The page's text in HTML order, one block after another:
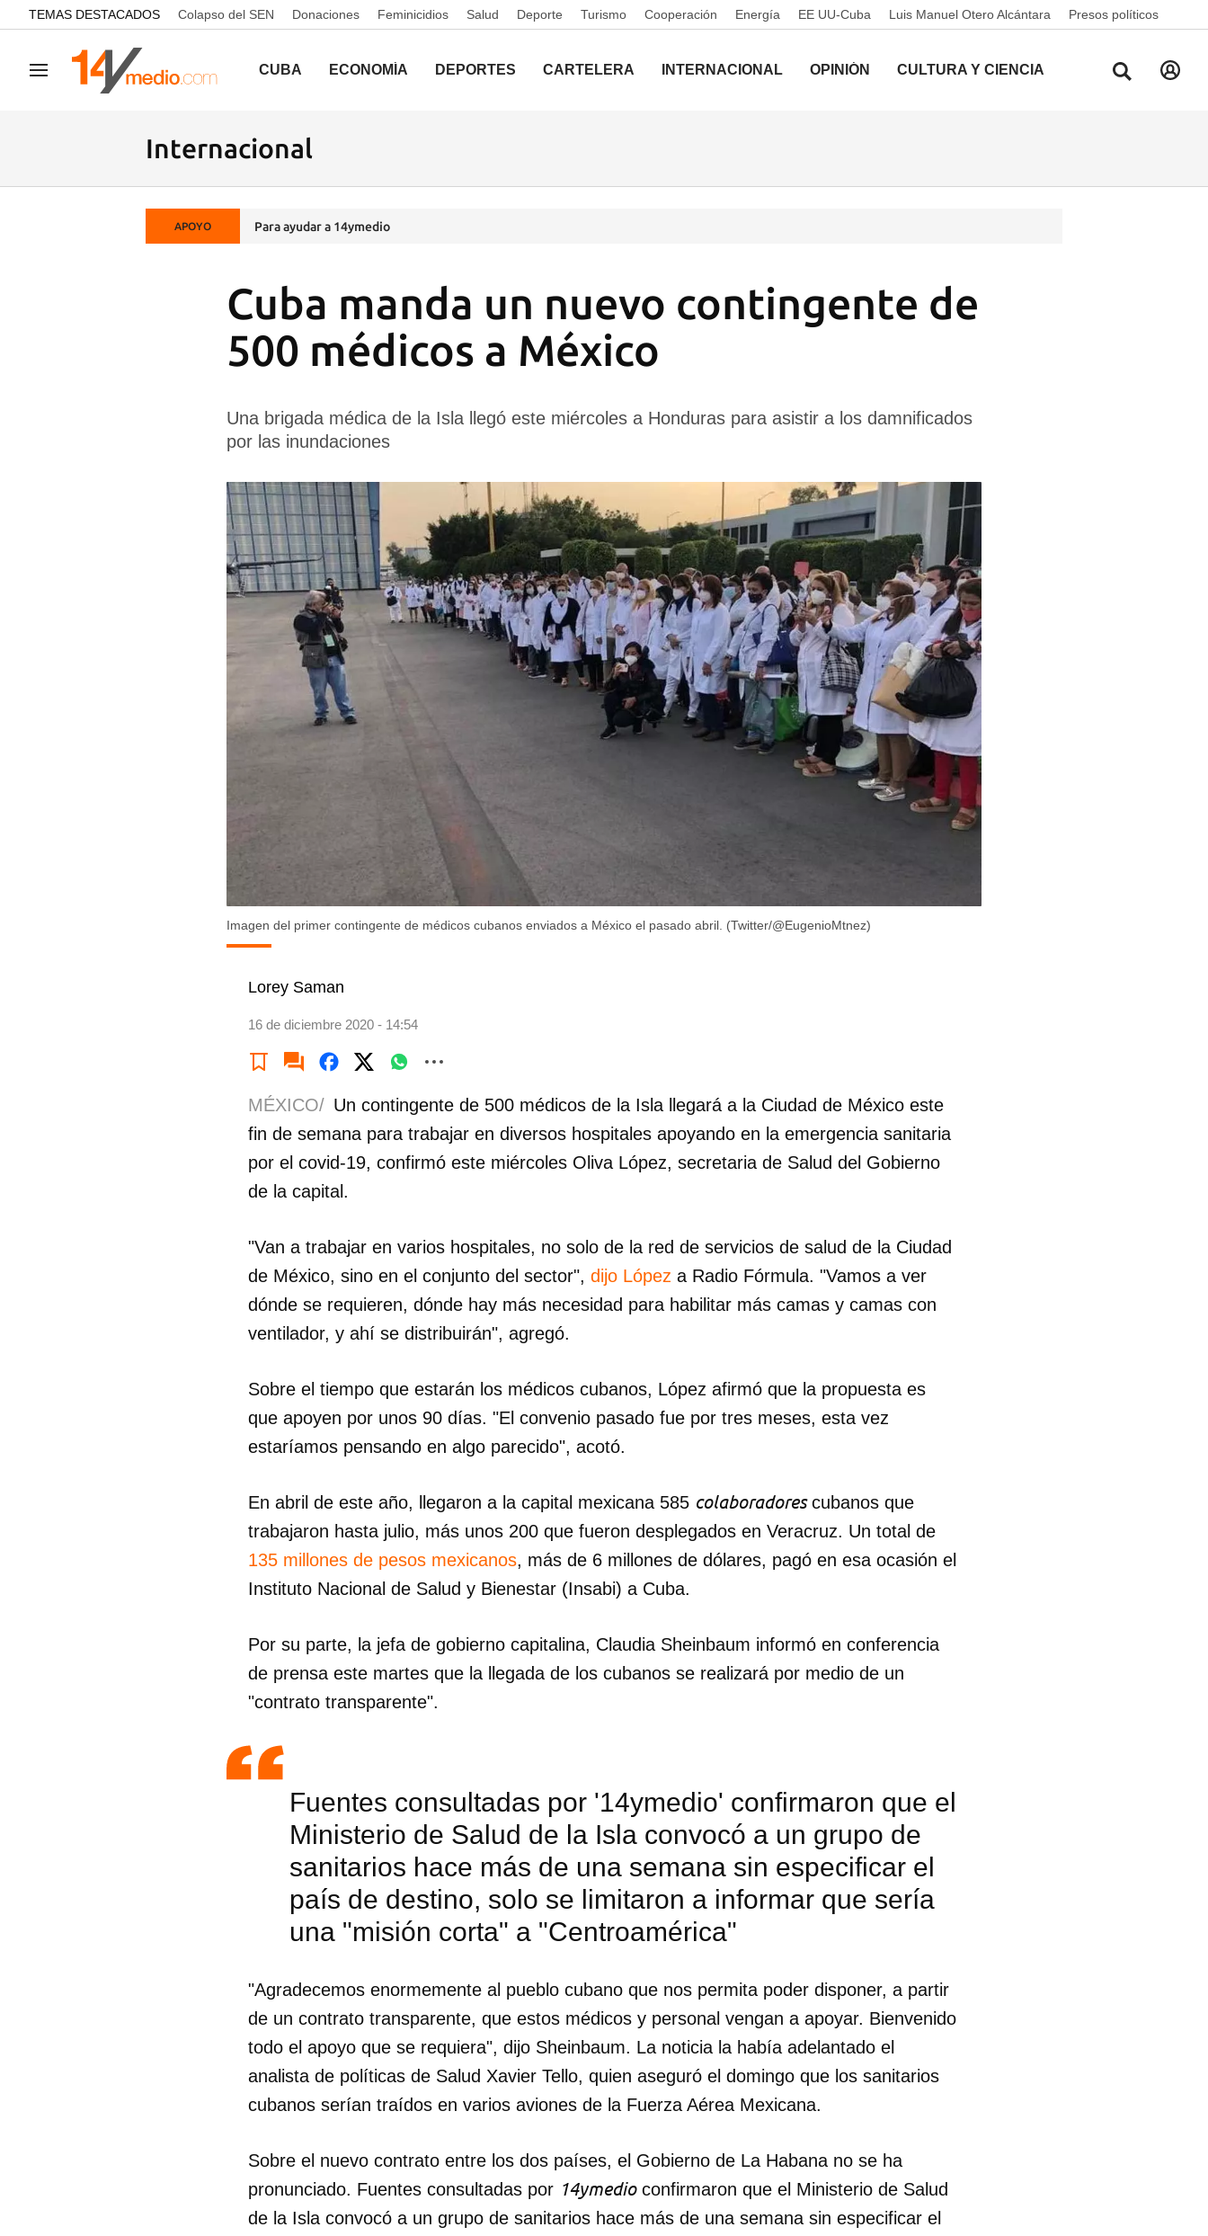
common.go-to-content
TEMAS DESTACADOS Colapso del SEN Donaciones Feminicidios Salud Deporte Turismo Cooperación Energía EE UU-Cuba Luis Manuel Otero Alcántara Presos políticos
Navegación CUBA ECONOMÍA DEPORTES CARTELERA INTERNACIONAL OPINIÓN CULTURA Y CIENCIA
Internacional
APOYO Para ayudar a 14ymedio
Cuba manda un nuevo contingente de
500 médicos a México
Una brigada médica de la Isla llegó este miércoles a Honduras para asistir a los damnificados
por las inundaciones
Imagen del primer contingente de médicos cubanos enviados a México el pasado abril. (Twitter/@EugenioMtnez)
Lorey Saman
16 de diciembre 2020 - 14:54
Para poder guardar como favorito, primero has de iniciar sesión con tu
INICIAR SESIÓN CANCELAR
MÉXICO/ Un contingente de 500 médicos de la Isla llegará a la Ciudad de México este
fin de semana para trabajar en diversos hospitales apoyando en la emergencia sanitaria
por el covid-19, confirmó este miércoles Oliva López, secretaria de Salud del Gobierno
de la capital.
"Van a trabajar en varios hospitales, no solo de la red de servicios de salud de la Ciudad
de México, sino en el conjunto del sector", dijo López a Radio Fórmula. "Vamos a ver
dónde se requieren, dónde hay más necesidad para habilitar más camas y camas con
ventilador, y ahí se distribuirán", agregó.
Sobre el tiempo que estarán los médicos cubanos, López afirmó que la propuesta es
que apoyen por unos 90 días. "El convenio pasado fue por tres meses, esta vez
estaríamos pensando en algo parecido", acotó.
En abril de este año, llegaron a la capital mexicana 585 colaboradorescubanos que
trabajaron hasta julio, más unos 200 que fueron desplegados en Veracruz. Un total de
135 millones de pesos mexicanos, más de 6 millones de dólares, pagó en esa ocasión el
Instituto Nacional de Salud y Bienestar (Insabi) a Cuba.
Por su parte, la jefa de gobierno capitalina, Claudia Sheinbaum informó en conferencia
de prensa este martes que la llegada de los cubanos se realizará por medio de un
"contrato transparente".
Fuentes consultadas por '14ymedio' confirmaron que el
Ministerio de Salud de la Isla convocó a un grupo de
sanitarios hace más de una semana sin especificar el
país de destino, solo se limitaron a informar que sería
una "misión corta" a "Centroamérica"
"Agradecemos enormemente al pueblo cubano que nos permita poder disponer, a partir
de un contrato transparente, que estos médicos y personal vengan a apoyar. Bienvenido
todo el apoyo que se requiera", dijo Sheinbaum. La noticia la había adelantado el
analista de políticas de Salud Xavier Tello, quien aseguró el domingo que los sanitarios
cubanos serían traídos en varios aviones de la Fuerza Aérea Mexicana.
Sobre el nuevo contrato entre los dos países, el Gobierno de La Habana no se ha
pronunciado. Fuentes consultadas por 14ymedioconfirmaron que el Ministerio de Salud
de la Isla convocó a un grupo de sanitarios hace más de una semana sin especificar el